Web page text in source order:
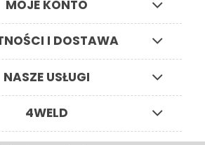
MOJE KONTO
I DOSTAWA
NASZE USŁUGI
4WELD